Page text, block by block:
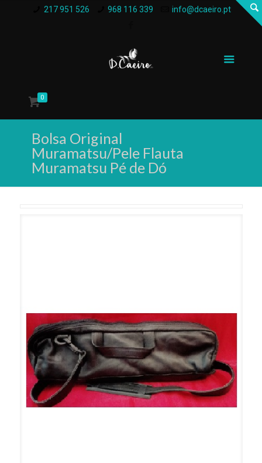
217 951 526 968 116 339 info@dcaeiro.pt
0
Bolsa Original
Muramatsu/Pele Flauta
Muramatsu Pé de Dó